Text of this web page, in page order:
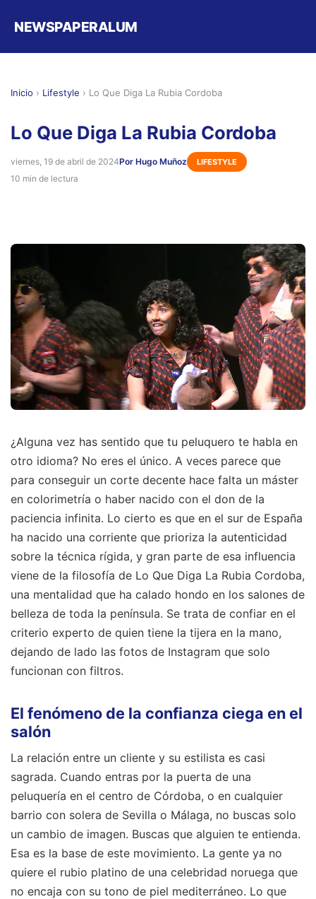
NEWSPAPERALUM
Inicio › Lifestyle › Lo Que Diga La Rubia Cordoba
Lo Que Diga La Rubia Cordoba
viernes, 19 de abril de 2024Por Hugo Muñoz LIFESTYLE
10 min de lectura
¿Alguna vez has sentido que tu peluquero te habla en
otro idioma? No eres el único. A veces parece que
para conseguir un corte decente hace falta un máster
en colorimetría o haber nacido con el don de la
paciencia infinita. Lo cierto es que en el sur de España
ha nacido una corriente que prioriza la autenticidad
sobre la técnica rígida, y gran parte de esa influencia
viene de la filosofía de Lo Que Diga La Rubia Cordoba,
una mentalidad que ha calado hondo en los salones de
belleza de toda la península. Se trata de confiar en el
criterio experto de quien tiene la tijera en la mano,
dejando de lado las fotos de Instagram que solo
funcionan con filtros.
El fenómeno de la confianza ciega en el
salón
La relación entre un cliente y su estilista es casi
sagrada. Cuando entras por la puerta de una
peluquería en el centro de Córdoba, o en cualquier
barrio con solera de Sevilla o Málaga, no buscas solo
un cambio de imagen. Buscas que alguien te entienda.
Esa es la base de este movimiento. La gente ya no
quiere el rubio platino de una celebridad noruega que
no encaja con su tono de piel mediterráneo. Lo que